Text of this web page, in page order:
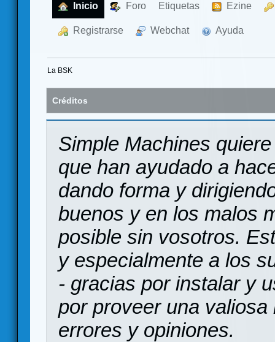
Inicio Foro Etiquetas Ezine
Registrarse Webchat Ayuda
La BSK
Créditos
Simple Machines
que han ayudado a
dando forma y
buenos y en los malos
posible sin vosotros.
y especialmente a los
- gracias por instalar y
por proveer una
errores y opiniones.